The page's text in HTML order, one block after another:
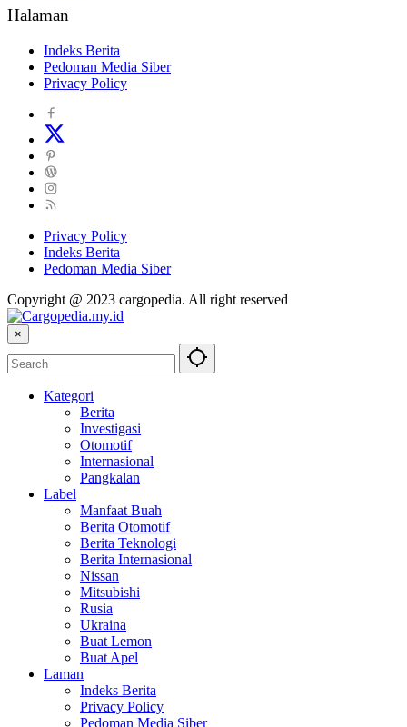
Halaman
Indeks Berita
Pedoman Media Siber
Privacy Policy
Privacy Policy
Indeks Berita
Pedoman Media Siber
Copyright @ 2023 cargopedia. All right reserved
×
Kategori
Berita
Investigasi
Otomotif
Internasional
Pangkalan
Label
Manfaat Buah
Berita Otomotif
Berita Teknologi
Berita Internasional
Nissan
Mitsubishi
Rusia
Ukraina
Buat Lemon
Buat Apel
Laman
Indeks Berita
Privacy Policy
Pedoman Media Siber